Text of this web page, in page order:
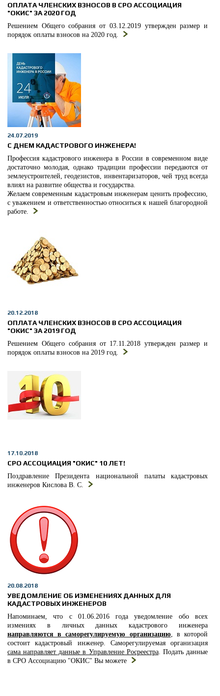
ОПЛАТА ЧЛЕНСКИХ ВЗНОСОВ В СРО АССОЦИАЦИЯ
"ОКИС" ЗА 2020 ГОД
Решением Общего собрания от 03.12.2019 утвержден размер и
порядок оплаты взносов на 2020 год.
24.07.2019
С ДНЕМ КАДАСТРОВОГО ИНЖЕНЕРА!
Профессия кадастрового инженера в России в современном виде
достаточно молодая, однако традиции профессии передаются от
землеустроителей, геодезистов, инвентаризаторов, чей труд всегда
влиял на развитие общества и государства.
Желаем современным кадастровым инженерам ценить профессию,
с уважением и ответственностью относиться к нашей благородной
работе.
20.12.2018
ОПЛАТА ЧЛЕНСКИХ ВЗНОСОВ В СРО АССОЦИАЦИЯ
"ОКИС" ЗА 2019 ГОД
Решением Общего собрания от 17.11.2018 утвержден размер и
порядок оплаты взносов на 2019 год.
17.10.2018
СРО АССОЦИАЦИЯ "ОКИС" 10 ЛЕТ!
Поздравление Президента национальной палаты кадастровых
инженеров Кислова В. С.
20.08.2018
УВЕДОМЛЕНИЕ ОБ ИЗМЕНЕНИЯХ ДАННЫХ ДЛЯ
КАДАСТРОВЫХ ИНЖЕНЕРОВ
Напоминаем, что с 01.06.2016 года уведомление обо всех
измениях в личных данных кадастрового инженера
направляются в саморегулируемую организацию, в которой
состоит кадастровый инженер. Саморегулируемая организация
сама направляет данные в Управление Росреестра. Подать данные
в СРО Ассоциацию "ОКИС" Вы можете